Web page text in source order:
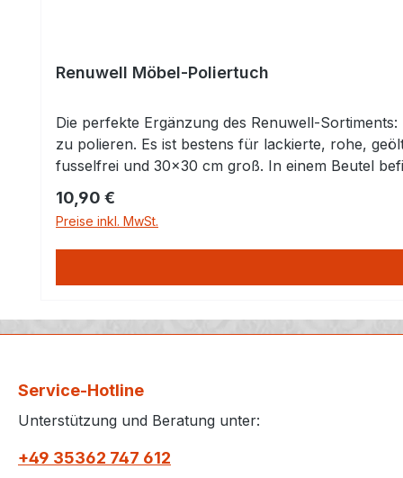
Renuwell Möbel-Poliertuch
Die perfekte Ergänzung des Renuwell-
zu polieren. Es ist bestens für lackierte, rohe,
fusselfrei und 30×30 cm groß. In einem Beutel
Möbel-Poliertuch ist bis zu 60°C waschbar,
waschbar, wenn es mit Möbel-Öl oder Möbel-
Oberfläche natürlich auch bestens für die
Regulärer Preis:
10,90 €
Preise inkl. MwSt.
Service-Hotline
Unterstützung und Beratung unter:
+49 35362 747 612